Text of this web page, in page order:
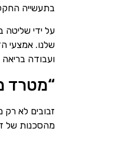
בתעשייה
על ידי שליטה
שלנו. אמצעי
ועבודה בריאה
“מטרד
זבובים לא רק
מהסכנות של